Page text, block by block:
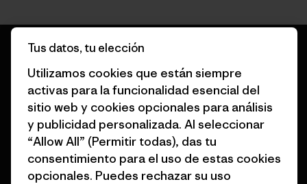
Garantizamos todos los
productos que fabricamos.
Ver Garantía Blindada
Tus datos, tu elección
Utilizamos cookies que están siempre
activas para la funcionalidad esencial del
sitio web y cookies opcionales para análisis
y publicidad personalizada. Al seleccionar
“Allow All” (Permitir todas), das tu
consentimiento para el uso de estas cookies
opcionales. Puedes rechazar su uso